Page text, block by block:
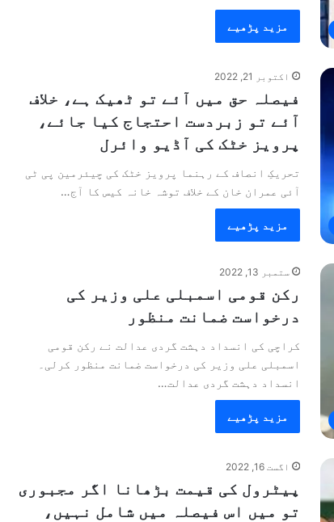
مزید پڑھیے
اکتوبر 21, 2022
فیصلہ حق میں آئے تو ٹھیک ہے، خلاف
آئے تو زبردست احتجاج کیا جائے،
پرویز خٹک کی آڈیو وائرل
تحریکِ انصاف کے رہنما پرویز خٹک کی چیئرمین پی ٹی
آئی عمران خان کے خلاف توشہ خانہ کیس کا آج…
مزید پڑھیے
ستمبر 13, 2022
رکن قومی اسمبلی علی وزیر کی
درخواست ضمانت منظور
کراچی کی انسداد دہشت گردی عدالت نے رکن قومی
اسمبلی علی وزیر کی درخواست ضمانت منظور کرلی۔
انسداد دہشت گردی عدالت…
مزید پڑھیے
اگست 16, 2022
پیٹرول کی قیمت بڑھانا اگر مجبوری
تو میں اس فیصلہ میں شامل نہیں،